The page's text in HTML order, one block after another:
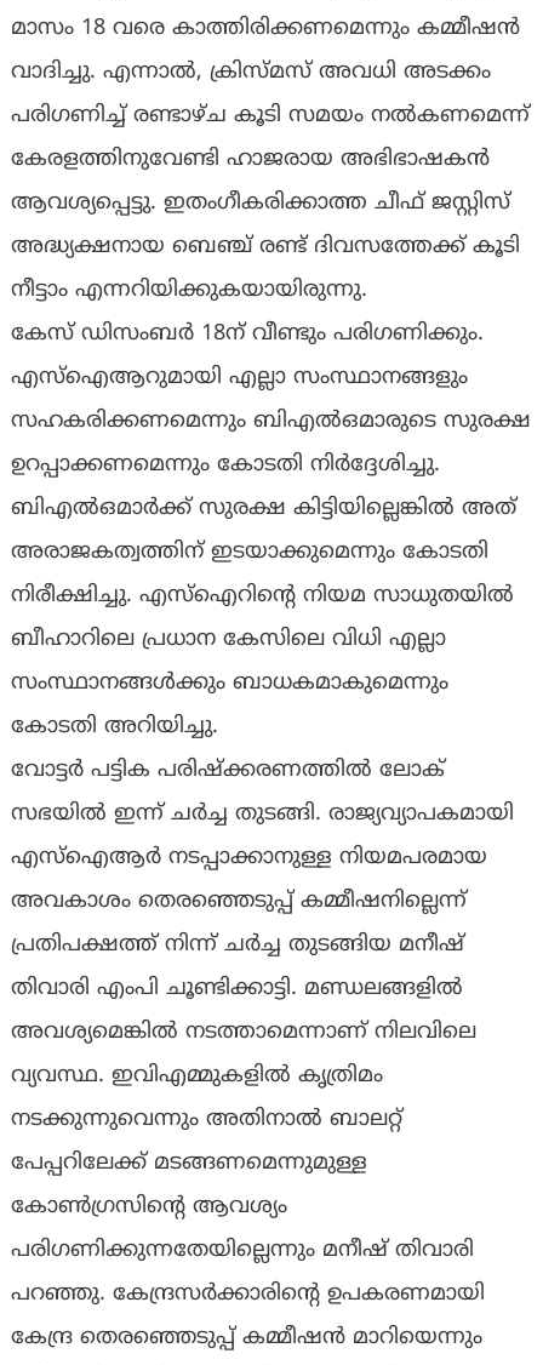
മാസം 18 വരെ കാത്തിരിക്കണമെന്നും കമ്മീഷൻ
വാദിച്ചു. എന്നാൽ, ക്രിസ്മസ് അവധി അടക്കം
പരിഗണിച്ച് രണ്ടാഴ്ച കൂടി സമയം നൽകണമെന്ന്
കേരളത്തിനുവേണ്ടി ഹാജരായ അഭിഭാഷകൻ
ആവശ്യപ്പെട്ടു. ഇതംഗീകരിക്കാത്ത ചീഫ് ജസ്റ്റിസ്
അദ്ധ്യക്ഷനായ ബെഞ്ച് രണ്ട് ദിവസത്തേക്ക് കൂടി
നീട്ടാം എന്നറിയിക്കുകയായിരുന്നു.
കേസ് ഡിസംബര്‍ 18ന് വീണ്ടും പരിഗണിക്കും.
എസ്ഐആറുമായി എല്ലാ സംസ്ഥാനങ്ങളും
സഹകരിക്കണമെന്നും ബിഎൽഒമാരുടെ സുരക്ഷ
ഉറപ്പാക്കണമെന്നും കോടതി നിർദ്ദേശിച്ചു.
ബിഎൽഒമാർക്ക് സുരക്ഷ കിട്ടിയില്ലെങ്കിൽ അത്
അരാജകത്വത്തിന് ഇടയാക്കുമെന്നും കോടതി
നിരീക്ഷിച്ചു. എസ്ഐറിന്‍റെ നിയമ സാധുതയിൽ
ബീഹാറിലെ പ്രധാന കേസിലെ വിധി എല്ലാ
സംസ്ഥാനങ്ങൾക്കും ബാധകമാകുമെന്നും
കോടതി അറിയിച്ചു.
വോട്ടർ പട്ടിക പരിഷ്ക്കരണത്തില്‍ ലോക്
സഭയില്‍ ഇന്ന് ചര്‍ച്ച തുടങ്ങി. രാജ്യവ്യാപകമായി
എസ്ഐആര്‍ നടപ്പാക്കാനുള്ള നിയമപരമായ
അവകാശം തെരഞ്ഞെടുപ്പ് കമ്മീഷനില്ലെന്ന്
പ്രതിപക്ഷത്ത് നിന്ന് ചര്‍ച്ച തുടങ്ങിയ മനീഷ്
തിവാരി എംപി ചൂണ്ടിക്കാട്ടി. മണ്ഡലങ്ങളില്‍
അവശ്യമെങ്കില്‍ നടത്താമെന്നാണ് നിലവിലെ
വ്യവസ്ഥ. ഇവിഎമ്മുകളില്‍ കൃത്രിമം
നടക്കുന്നുവെന്നും അതിനാൽ ബാലറ്റ്
പേപ്പറിലേക്ക് മടങ്ങണമെന്നുമുള്ള
കോണ്‍ഗ്രസിന്‍റെ ആവശ്യം
പരിഗണിക്കുന്നതേയില്ലെന്നും മനീഷ് തിവാരി
പറഞ്ഞു. കേന്ദ്രസര്‍ക്കാരിന്‍റെ ഉപകരണമായി
കേന്ദ്ര തെരഞ്ഞെടുപ്പ് കമ്മീഷൻ മാറിയെന്നും